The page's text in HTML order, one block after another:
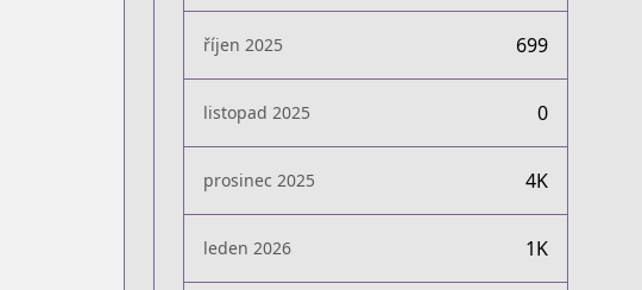
říjen 2025 699
listopad 2025 0
prosinec 2025 4K
leden 2026 1K